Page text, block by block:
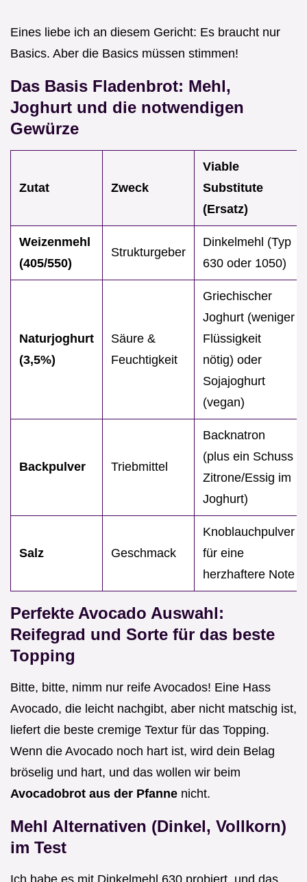
Eines liebe ich an diesem Gericht: Es braucht nur
Basics. Aber die Basics müssen stimmen!
Das Basis Fladenbrot: Mehl,
Joghurt und die notwendigen
Gewürze
Zutat Zweck
Viable
Substitute
(Ersatz)
Weizenmehl
(405/550)
Strukturgeber
Dinkelmehl (Typ
630 oder 1050)
Naturjoghurt
(3,5%)
Säure &
Feuchtigkeit
Griechischer
Joghurt (weniger
Flüssigkeit
nötig) oder
Sojajoghurt
(vegan)
Backpulver Triebmittel
Backnatron
(plus ein Schuss
Zitrone/Essig im
Joghurt)
Salz Geschmack
Knoblauchpulver
für eine
herzhaftere Note
Perfekte Avocado Auswahl:
Reifegrad und Sorte für das beste
Topping
Bitte, bitte, nimm nur reife Avocados! Eine Hass
Avocado, die leicht nachgibt, aber nicht matschig ist,
liefert die beste cremige Textur für das Topping.
Wenn die Avocado noch hart ist, wird dein Belag
bröselig und hart, und das wollen wir beim
Avocadobrot aus der Pfanne nicht.
Mehl Alternativen (Dinkel, Vollkorn)
im Test